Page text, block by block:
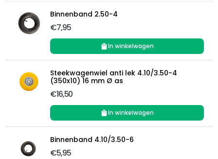
Binnenband 2.50-4
€7,95
In winkelwagen
Steekwagenwiel anti lek 4.10/3.50-4
(350x10) 16 mm Ø as
€16,50
In winkelwagen
Binnenband 4.10/3.50-6
€5,95